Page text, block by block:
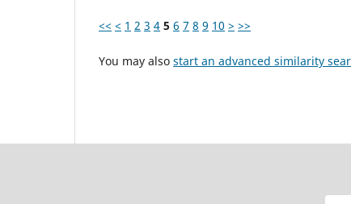
<< < 1 2 3 4 5 6 7 8 9 10 > >>
You may also start an advanced similarity